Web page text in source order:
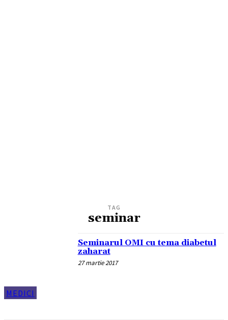
TAG
seminar
MEDICI
Seminarul OMI cu tema diabetul
zaharat
27 martie 2017